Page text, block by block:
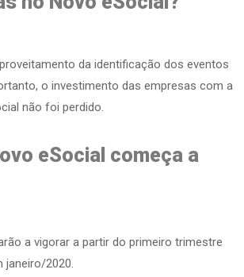
da identificação dos eventos
o investimento das empresas com a
não foi perdido.
eSocial começa a
a vigorar a partir do primeiro trimestre
janeiro/2020.